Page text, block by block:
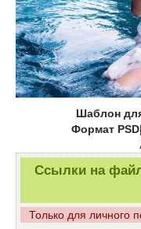
Шаблон
Формат
Ссылки на
Только для личного